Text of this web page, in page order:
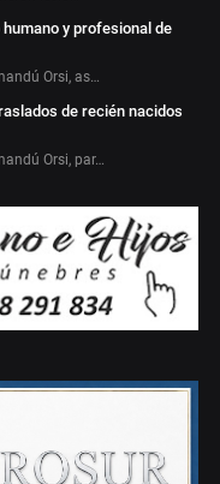
y profesional de
Orsi, as…
de recién nacidos
Orsi, par…